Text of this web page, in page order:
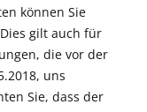
können Sie
gilt auch für
die vor der
uns
Sie, dass der